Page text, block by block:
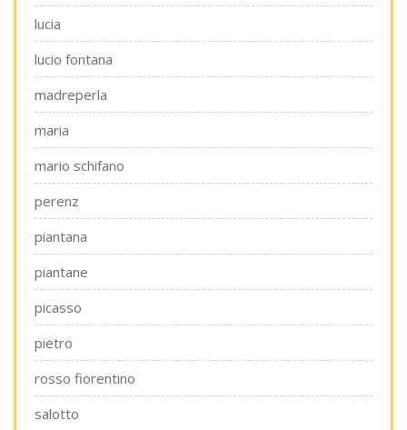
lucia
lucio fontana
madreperla
maria
mario schifano
perenz
piantana
piantane
picasso
pietro
rosso fiorentino
salotto